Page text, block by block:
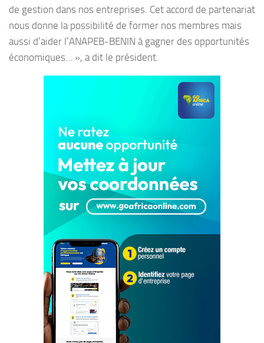
de gestion dans nos entreprises. Cet accord de partenariat
nous donne la possibilité de former nos membres mais
aussi d’aider l’ANAPEB-BENIN à gagner des opportunités
économiques… », a dit le président.